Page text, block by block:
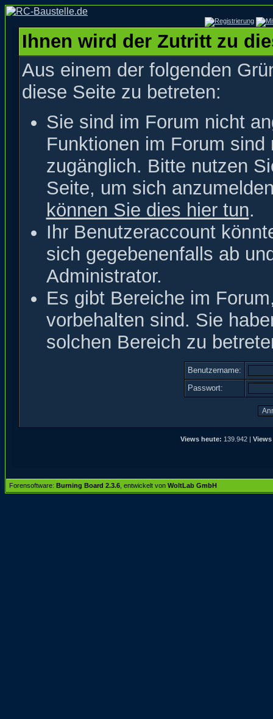
Ihnen wird der Zutritt zu
Aus einem der folgenden
diese Seite zu betreten:
Sie sind im Forum nicht
Funktionen im Forum
zugänglich. Bitte nutzen
Seite, um sich
können Sie dies hier tun.
Ihr Benutzeraccount
sich gegebenenfalls ab
Administrator.
Es gibt Bereiche im
vorbehalten sind. Sie
solchen Bereich zu
Benutzername:
Passwort:
Views heute: 139.942 |
Forensoftware: Burning Board 2.3.6 , entwickelt von WoltLab GmbH